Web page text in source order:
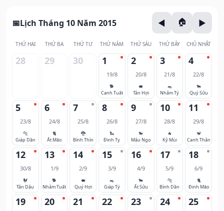
Lịch Tháng 10 Năm 2015
THỨ HAI THỨ BA THỨ TƯ THỨ NĂM THỨ SÁU THỨ BẢY CHỦ NHẬT
28 29 30 1
19/8
🐕
Canh Tuất
2
20/8
🐖
Tân Hợi
3
21/8
🐀
Nhâm Tý
4
22/8
🐂
Quý Sửu
5
23/8
🐅
Giáp Dần
6
24/8
🐈
Ất Mão
7
25/8
🐉
Bính Thìn
8
26/8
🐍
Đinh Tỵ
9
27/8
🐎
Mậu Ngọ
10
28/8
🐐
Kỷ Mùi
11
29/8
🐒
Canh Thân
12
30/8
🐓
Tân Dậu
13
1/9
🐕
Nhâm Tuất
14
2/9
🐖
Quý Hợi
15
3/9
🐀
Giáp Tý
16
4/9
🐂
Ất Sửu
17
5/9
🐅
Bính Dần
18
6/9
🐈
Đinh Mão
19 20 21 22 23 24 25